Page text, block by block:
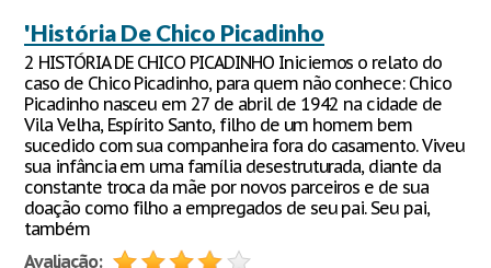
'História De Chico Picadinho
2 HISTÓRIA DE CHICO PICADINHO Iniciemos o relato do
caso de Chico Picadinho, para quem não conhece: Chico
Picadinho nasceu em 27 de abril de 1942 na cidade de
Vila Velha, Espírito Santo, filho de um homem bem
sucedido com sua companheira fora do casamento. Viveu
sua infância em uma família desestruturada, diante da
constante troca da mãe por novos parceiros e de sua
doação como filho a empregados de seu pai. Seu pai,
também
Avaliação: